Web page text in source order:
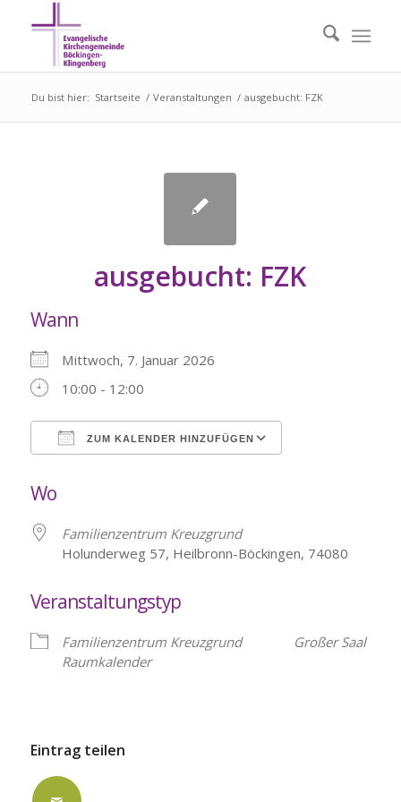
Du bist hier: Startseite / Veranstaltungen / ausgebucht: FZK
ausgebucht: FZK
Wann
Mittwoch, 7. Januar 2026
10:00 - 12:00
ZUM KALENDER HINZUFÜGEN
Wo
Familienzentrum Kreuzgrund
Holunderweg 57, Heilbronn-Böckingen, 74080
Veranstaltungstyp
Familienzentrum Kreuzgrund
Großer Saal
Raumkalender
Eintrag teilen